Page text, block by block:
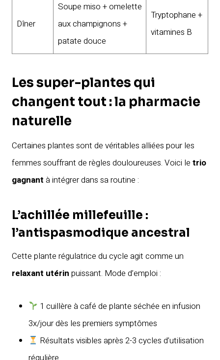
Dîner
Soupe miso + omelette
aux champignons +
patate douce
Tryptophane +
vitamines B
Les super-plantes qui
changent tout : la pharmacie
naturelle
Certaines plantes sont de véritables alliées pour les
femmes souffrant de règles douloureuses. Voici le trio
gagnant à intégrer dans sa routine :
L’achillée millefeuille :
l’antispasmodique ancestral
Cette plante régulatrice du cycle agit comme un
relaxant utérin puissant. Mode d’emploi :
1 cuillère à café de plante séchée en infusion
3x/jour dès les premiers symptômes
Résultats visibles après 2-3 cycles d’utilisation